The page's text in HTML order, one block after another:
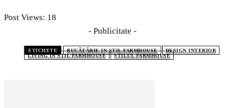
Post Views: 18
- Publicitate -
ETICHETE BUCĂTĂRIE IN STIL FARMHOUSE
DESIGN INTERIOR
LIVING ÎN STIL FARMHOUSE
STILUL FARMHOUSE